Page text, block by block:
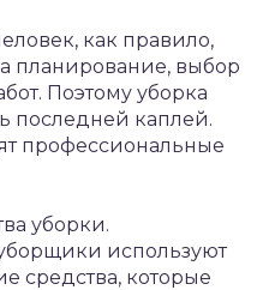
как правило,
планирование, выбор
Поэтому уборка
последней каплей.
профессиональные
уборки.
используют
средства, которые